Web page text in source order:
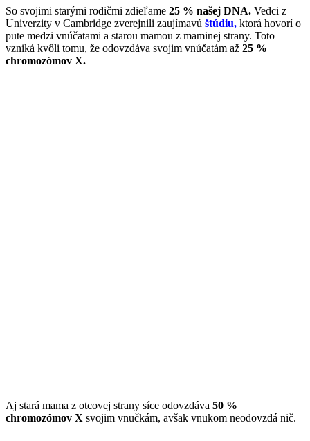
So svojimi starými rodičmi zdieľame 25 % našej DNA. Vedci z
Univerzity v Cambridge zverejnili zaujímavú štúdiu, ktorá hovorí o
pute medzi vnúčatami a starou mamou z maminej strany. Toto
vzniká kvôli tomu, že odovzdáva svojim vnúčatám až 25 %
chromozómov X.
Aj stará mama z otcovej strany síce odovzdáva 50 %
chromozómov X svojim vnučkám, avšak vnukom neodovzdá nič.